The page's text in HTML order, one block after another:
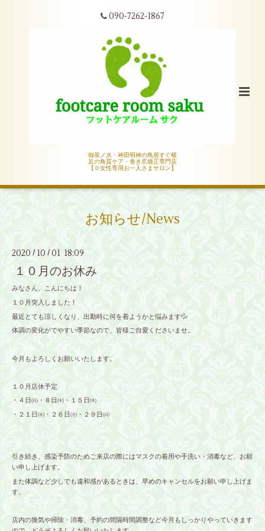
090-7262-1867
御茶ノ水・神田明神の鳥居すぐ横
足の角質ケア・巻き爪矯正専門店
【※女性専用お一人さまサロン】
お知らせ/News
2020 / 10 / 01 18:09
１０月のお休み
みなさん、こんにちは！
１０月突入しました！
最近とても涼しくなり、出勤時に何を着ようかと悩みます💦
体調の変化がでやすい季節なので、皆様ご自愛くださいませ。
今月もよろしくお願いいたします。
１０月店休予定
・４日㈰・８日㈭・１５日㈭
・２１日㈬・２６日㈪・２９日㈰
引き続き、感染予防のためご来店の際にはマスクの着用や手洗い・消毒など、お願
い申し上げます。
また体調など少しでも違和感があるときは、早めのキャンセルをお願い申し上げま
す。
店内の換気や掃除・消毒、予約の間隔時間調整など今月もしっかりやっていきます